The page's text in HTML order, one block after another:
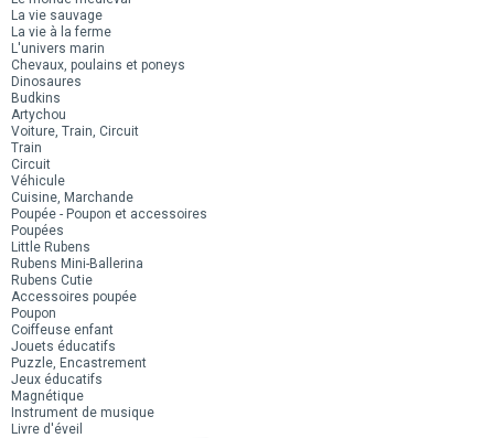
La vie sauvage
La vie à la ferme
L'univers marin
Chevaux, poulains et poneys
Dinosaures
Budkins
Artychou
Voiture, Train, Circuit
Train
Circuit
Véhicule
Cuisine, Marchande
Poupée - Poupon et accessoires
Poupées
Little Rubens
Rubens Mini-Ballerina
Rubens Cutie
Accessoires poupée
Poupon
Coiffeuse enfant
Jouets éducatifs
Puzzle, Encastrement
Jeux éducatifs
Magnétique
Instrument de musique
Livre d'éveil